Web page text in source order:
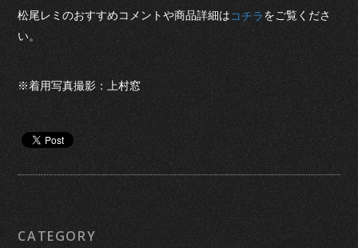
松尾レミのおすすめコメントや商品詳細はコチラをご覧くださ
い。
※着用写真撮影：上村窓
CATEGORY